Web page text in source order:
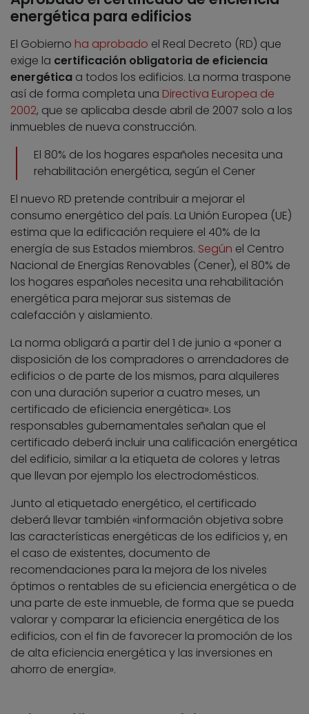
energética para edificios
El Gobierno ha aprobado el Real Decreto (RD) que
exige la certificación obligatoria de eficiencia
energética a todos los edificios. La norma traspone
así de forma completa una Directiva Europea de
2002, que se aplicaba desde abril de 2007 solo a los
inmuebles de nueva construcción.
El 80% de los hogares españoles necesita una
rehabilitación energética, según el Cener
El nuevo RD pretende contribuir a mejorar el
consumo energético del país. La Unión Europea (UE)
estima que la edificación requiere el 40% de la
energía de sus Estados miembros. Según el Centro
Nacional de Energías Renovables (Cener), el 80% de
los hogares españoles necesita una rehabilitación
energética para mejorar sus sistemas de
calefacción y aislamiento.
La norma obligará a partir del 1 de junio a «poner a
disposición de los compradores o arrendadores de
edificios o de parte de los mismos, para alquileres
con una duración superior a cuatro meses, un
certificado de eficiencia energética». Los
responsables gubernamentales señalan que el
certificado deberá incluir una calificación energética
del edificio, similar a la etiqueta de colores y letras
que llevan por ejemplo los electrodomésticos.
Junto al etiquetado energético, el certificado
deberá llevar también «información objetiva sobre
las características energéticas de los edificios y, en
el caso de existentes, documento de
recomendaciones para la mejora de los niveles
óptimos o rentables de su eficiencia energética o de
una parte de este inmueble, de forma que se pueda
valorar y comparar la eficiencia energética de los
edificios, con el fin de favorecer la promoción de los
de alta eficiencia energética y las inversiones en
ahorro de energía».